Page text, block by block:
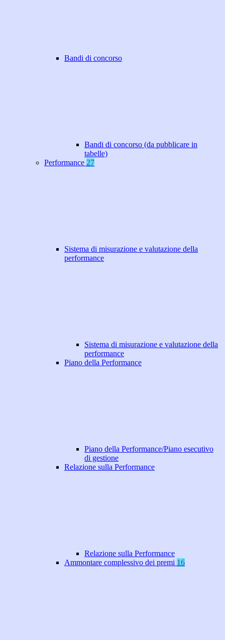
Bandi di concorso
Bandi di concorso (da pubblicare in
tabelle)
Performance 27
Sistema di misurazione e valutazione della
performance
Sistema di misurazione e valutazione della
performance
Piano della Performance
Piano della Performance/Piano esecutivo
di gestione
Relazione sulla Performance
Relazione sulla Performance
Ammontare complessivo dei premi 16